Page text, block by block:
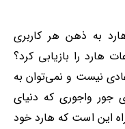
به ذهن هر کاربری
هارد را بازیابی کرد؟
عادی نیست و نمی‌توان به
جور واجوری که دنیای
راه این است که هارد خود